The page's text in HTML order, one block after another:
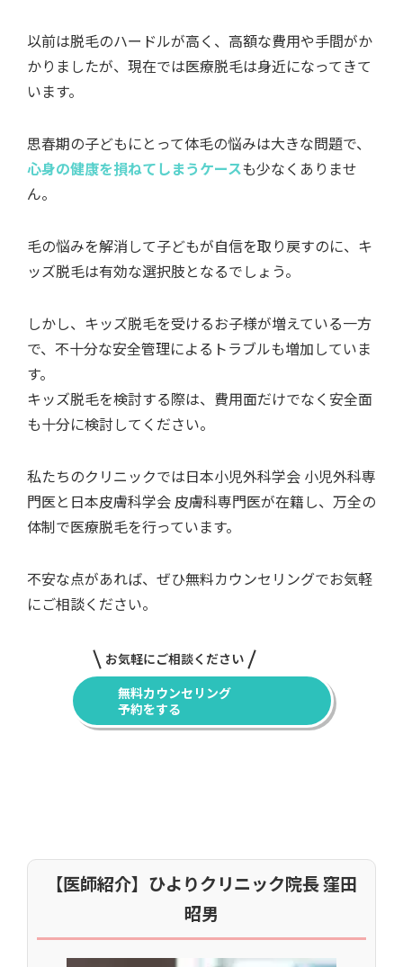
以前は脱毛のハードルが高く、高額な費用や手間がか
かりましたが、現在では医療脱毛は身近になってきて
います。
思春期の子どもにとって体毛の悩みは大きな問題で、
心身の健康を損ねてしまうケースも少なくありませ
ん。
毛の悩みを解消して子どもが自信を取り戻すのに、キ
ッズ脱毛は有効な選択肢となるでしょう。
しかし、キッズ脱毛を受けるお子様が増えている一方
で、不十分な安全管理によるトラブルも増加していま
す。
キッズ脱毛を検討する際は、費用面だけでなく安全面
も十分に検討してください。
私たちのクリニックでは日本小児外科学会 小児外科専
門医と日本皮膚科学会 皮膚科専門医が在籍し、万全の
体制で医療脱毛を行っています。
不安な点があれば、ぜひ無料カウンセリングでお気軽
にご相談ください。
お気軽にご相談ください
無料カウンセリング
予約をする
【医師紹介】ひよりクリニック院長 窪田
昭男